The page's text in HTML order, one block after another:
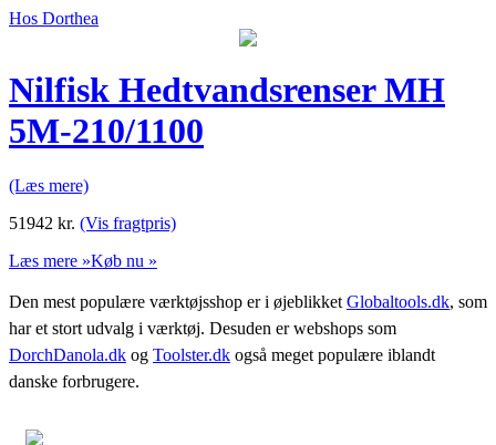
Hos Dorthea
Nilfisk Hedtvandsrenser MH
5M-210/1100
(Læs mere)
51942 kr. (Vis fragtpris)
Læs mere »Køb nu »
Den mest populære værktøjsshop er i øjeblikket Globaltools.dk, som
har et stort udvalg i værktøj. Desuden er webshops som
DorchDanola.dk og Toolster.dk også meget populære iblandt
danske forbrugere.